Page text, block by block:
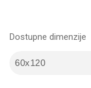
Dostupne dimenzije